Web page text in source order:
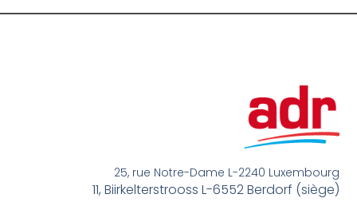
25, rue Notre-Dame L-2240 Luxembourg
11, Biirkelterstrooss L-6552 Berdorf (siège)